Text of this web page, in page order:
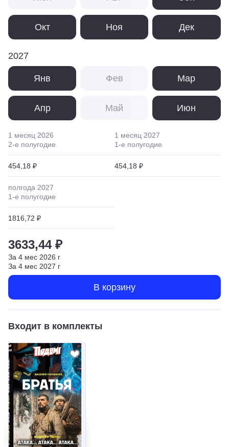
Окт Ноя Дек
2027
Янв Фев Мар
Апр Май Июн
1 месяц 2026
2-е полугодие
454,18 ₽
1 месяц 2027
1-е полугодие
454,18 ₽
полгода 2027
1-е полугодие
1816,72 ₽
3633,44 ₽
За 4 мес 2026 г
За 4 мес 2027 г
В корзину
Входит в комплекты